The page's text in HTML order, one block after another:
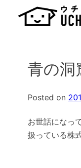
青の洞
Posted on
お世話になっ
扱っている株